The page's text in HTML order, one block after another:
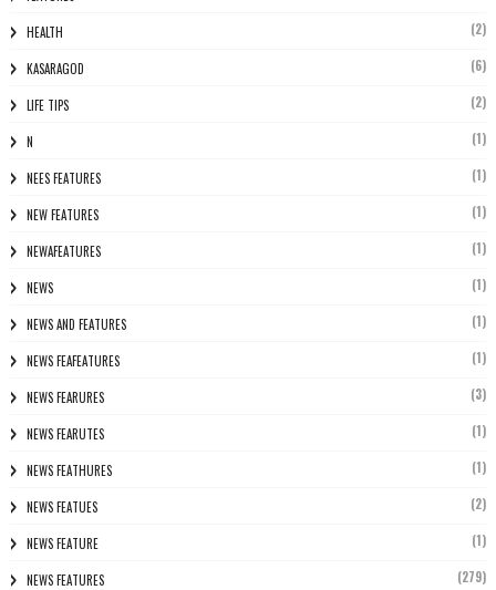
HEALTH (2)
KASARAGOD (6)
LIFE TIPS (2)
N (1)
NEES FEATURES (1)
NEW FEATURES (1)
NEWAFEATURES (1)
NEWS (1)
NEWS AND FEATURES (1)
NEWS FEAFEATURES (1)
NEWS FEARURES (3)
NEWS FEARUTES (1)
NEWS FEATHURES (1)
NEWS FEATUES (2)
NEWS FEATURE (1)
NEWS FEATURES (279)